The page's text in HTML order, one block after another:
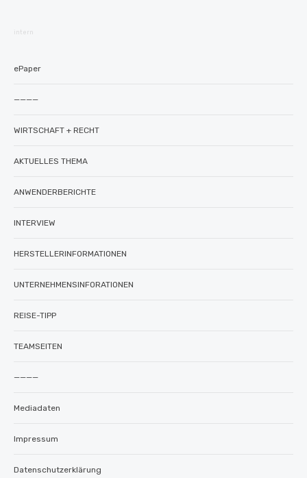
intern
ePaper
————
WIRTSCHAFT + RECHT
AKTUELLES THEMA
ANWENDERBERICHTE
INTERVIEW
HERSTELLERINFORMATIONEN
UNTERNEHMENSINFORATIONEN
REISE-TIPP
TEAMSEITEN
————
Mediadaten
Impressum
Datenschutzerklärung